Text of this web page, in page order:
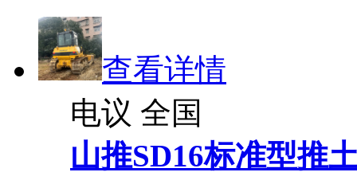
查看详情
电议 全国
山推SD16标准型推